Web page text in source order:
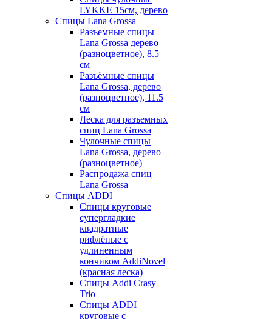
LYKKE 15см, дерево
Спицы Lana Grossa
Разъемные спицы
Lana Grossa дерево
(разноцветное), 8.5
см
Разъёмные спицы
Lana Grossa, дерево
(разноцветное), 11.5
см
Леска для разъемных
спиц Lana Grossa
Чулочные спицы
Lana Grossa, дерево
(разноцветное)
Распродажа спиц
Lana Grossa
Спицы ADDI
Спицы круговые
супергладкие
квадратные
рифлёные с
удлиненным
кончиком AddiNovel
(красная леска)
Спицы Addi Crasy
Trio
Спицы ADDI
круговые с